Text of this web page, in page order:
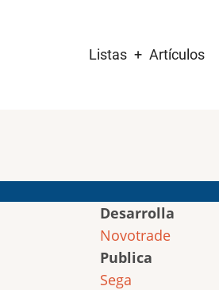
navigation
Listas Artículos
Desarrolla
Novotrade
Publica
Sega